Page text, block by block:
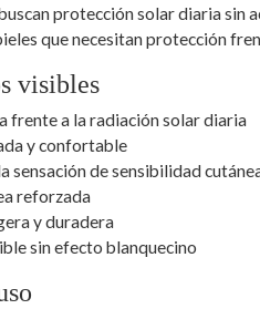
protección solar diaria sin
que necesitan protección
visibles
frente a la radiación solar diaria
y confortable
sensación de sensibilidad
reforzada
y duradera
sin efecto blanquecino